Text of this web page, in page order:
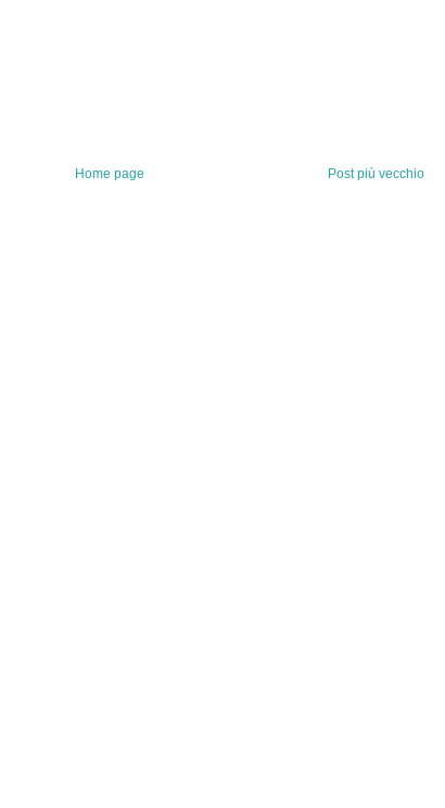
Post più vecchio
Home page